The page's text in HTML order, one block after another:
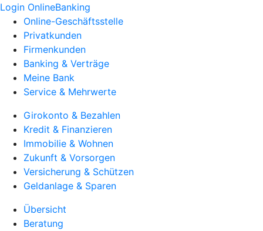
Login OnlineBanking
Online-Geschäftsstelle
Privatkunden
Firmenkunden
Banking & Verträge
Meine Bank
Service & Mehrwerte
Girokonto & Bezahlen
Kredit & Finanzieren
Immobilie & Wohnen
Zukunft & Vorsorgen
Versicherung & Schützen
Geldanlage & Sparen
Übersicht
Beratung